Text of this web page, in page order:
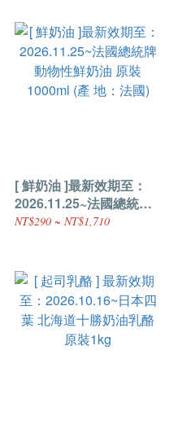
[ 鮮奶油 ]最新效期至：
2026.11.25~法國總統牌
動物性鮮奶油 原裝
NT$290 ~ NT$1,710